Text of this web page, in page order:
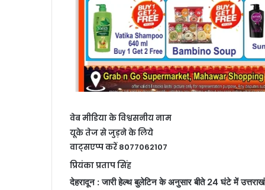
वेब मीडिया के विश्वसनीय नाम
यूके तेज से जुड़ने के लिये
वाट्सएप्प करें 8077062107
प्रियंका प्रताप सिंह
देहरादून : जारी हेल्थ बुलेटिन के अनुसार बीते 24 घंटे में